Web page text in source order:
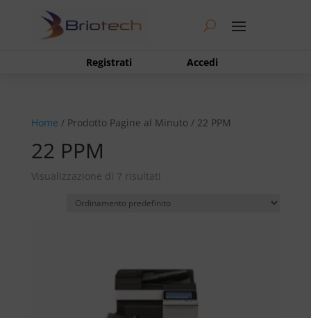
Registrati Accedi
Home / Prodotto Pagine al Minuto / 22 PPM
22 PPM
Visualizzazione di 7 risultati